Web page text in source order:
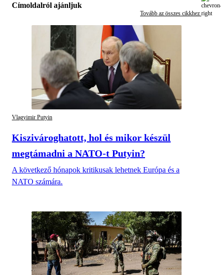
Címoldalról ajánljuk
Tovább az összes cikkhez
Vlagyimir Putyin
Kiszivároghatott, hol és mikor készül
megtámadni a NATO-t Putyin?
A következő hónapok kritikusak lehetnek Európa és a
NATO számára.